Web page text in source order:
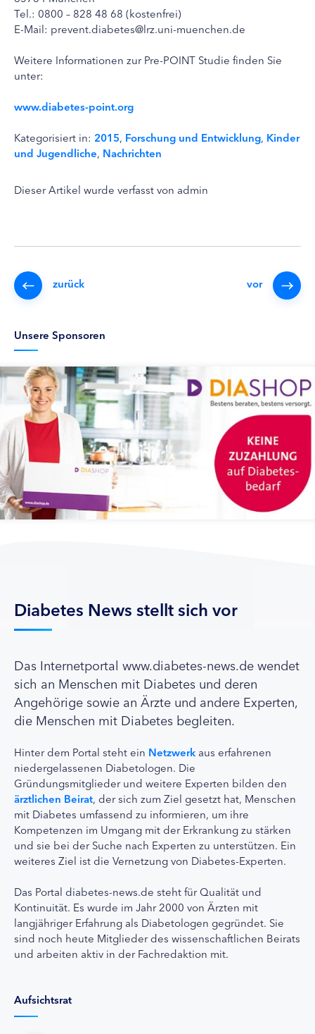
Tel.: 0800 – 828 48 68 (kostenfrei)
E-Mail: prevent.diabetes@lrz.uni-muenchen.de
Weitere Informationen zur Pre-POINT Studie finden Sie
unter:
www.diabetes-point.org
Kategorisiert in: 2015, Forschung und Entwicklung, Kinder
und Jugendliche, Nachrichten
Dieser Artikel wurde verfasst von admin
zurück vor
Unsere Sponsoren
Diabetes News stellt sich vor
Das Internetportal www.diabetes-news.de wendet
sich an Menschen mit Diabetes und deren
Angehörige sowie an Ärzte und andere Experten,
die Menschen mit Diabetes begleiten.
Hinter dem Portal steht ein Netzwerk aus erfahrenen
niedergelassenen Diabetologen. Die
Gründungsmitglieder und weitere Experten bilden den
ärztlichen Beirat, der sich zum Ziel gesetzt hat, Menschen
mit Diabetes umfassend zu informieren, um ihre
Kompetenzen im Umgang mit der Erkrankung zu stärken
und sie bei der Suche nach Experten zu unterstützen. Ein
weiteres Ziel ist die Vernetzung von Diabetes-Experten.
Das Portal diabetes-news.de steht für Qualität und
Kontinuität. Es wurde im Jahr 2000 von Ärzten mit
langjähriger Erfahrung als Diabetologen gegründet. Sie
sind noch heute Mitglieder des wissenschaftlichen Beirats
und arbeiten aktiv in der Fachredaktion mit.
Aufsichtsrat